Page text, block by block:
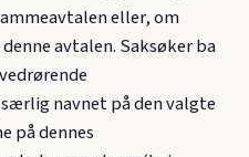
eller, om
avtalen. Saksøker ba
navnet på den valgte
på dennes